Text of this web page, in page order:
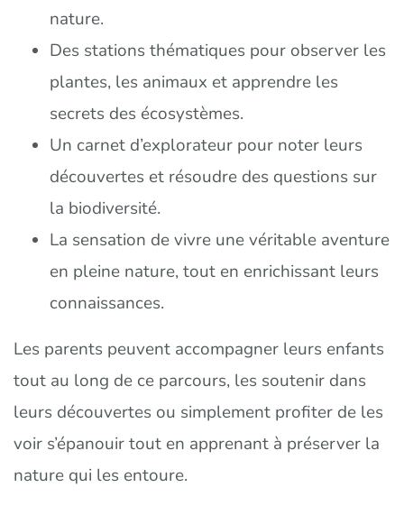
nature.
Des stations thématiques pour observer les
plantes, les animaux et apprendre les
secrets des écosystèmes.
Un carnet d’explorateur pour noter leurs
découvertes et résoudre des questions sur
la biodiversité.
La sensation de vivre une véritable aventure
en pleine nature, tout en enrichissant leurs
connaissances.
Les parents peuvent accompagner leurs enfants
tout au long de ce parcours, les soutenir dans
leurs découvertes ou simplement profiter de les
voir s’épanouir tout en apprenant à préserver la
nature qui les entoure.